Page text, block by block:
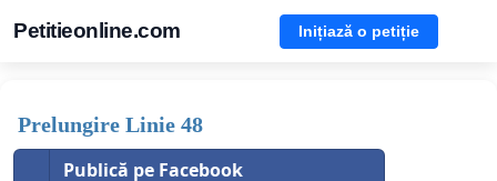
Petitieonline.com Inițiază o petiție
Prelungire Linie 48
Publică pe Facebook